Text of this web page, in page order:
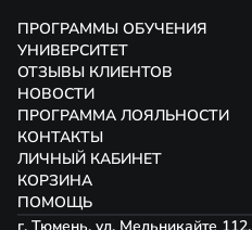
ПРОГРАММЫ ОБУЧЕНИЯ
УНИВЕРСИТЕТ
ОТЗЫВЫ КЛИЕНТОВ
НОВОСТИ
ПРОГРАММА ЛОЯЛЬНОСТИ
КОНТАКТЫ
ЛИЧНЫЙ КАБИНЕТ
КОРЗИНА
ПОМОЩЬ